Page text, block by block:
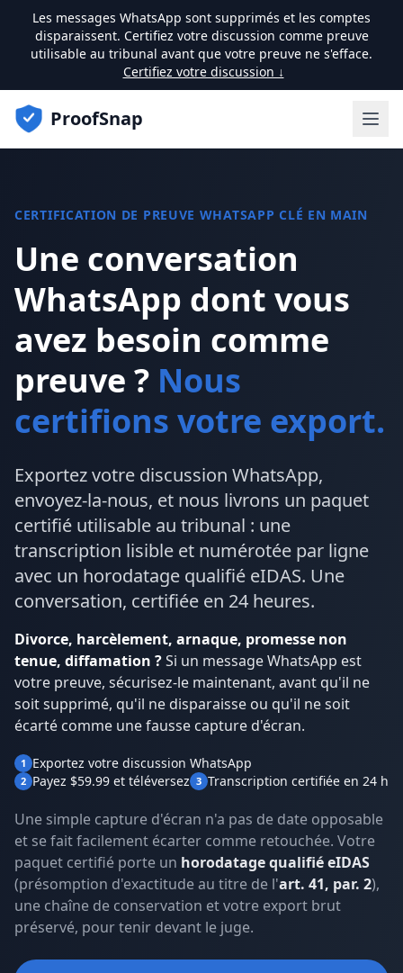
Les messages WhatsApp sont supprimés et les comptes
disparaissent. Certifiez votre discussion comme preuve
utilisable au tribunal avant que votre preuve ne s'efface.
Certifiez votre discussion ↓
ProofSnap
CERTIFICATION DE PREUVE WHATSAPP CLÉ EN MAIN
Une conversation
WhatsApp dont vous
avez besoin comme
preuve ? Nous
certifions votre export.
Exportez votre discussion WhatsApp,
envoyez-la-nous, et nous livrons un paquet
certifié utilisable au tribunal : une
transcription lisible et numérotée par ligne
avec un horodatage qualifié eIDAS. Une
conversation, certifiée en 24 heures.
Divorce, harcèlement, arnaque, promesse non
tenue, diffamation ?Si un message WhatsApp est
votre preuve, sécurisez-le maintenant, avant qu'il ne
soit supprimé, qu'il ne disparaisse ou qu'il ne soit
écarté comme une fausse capture d'écran.
1 Exportez votre discussion WhatsApp
2 Payez $59.99 et téléversez 3 Transcription certifiée en 24 h
Une simple capture d'écran n'a pas de date opposable
et se fait facilement écarter comme retouchée. Votre
paquet certifié porte un horodatage qualifié eIDAS
(présomption d'exactitude au titre de l'art. 41, par. 2),
une chaîne de conservation et votre export brut
préservé, pour tenir devant le juge.